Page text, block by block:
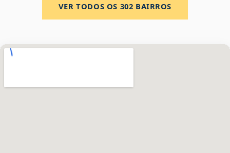
VER TODOS OS 302 BAIRROS